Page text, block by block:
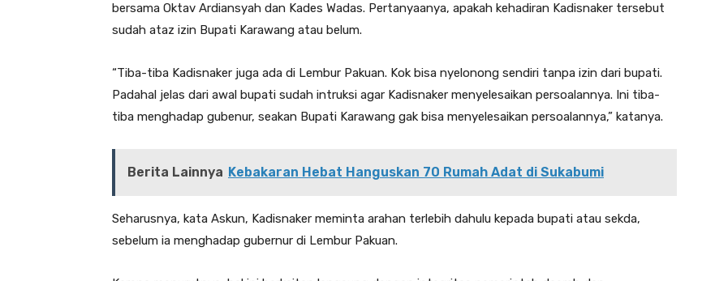
bersama Oktav Ardiansyah dan Kades Wadas. Pertanyaanya, apakah kehadiran Kadisnaker tersebut
sudah ataz izin Bupati Karawang atau belum.
“Tiba-tiba Kadisnaker juga ada di Lembur Pakuan. Kok bisa nyelonong sendiri tanpa izin dari bupati.
Padahal jelas dari awal bupati sudah intruksi agar Kadisnaker menyelesaikan persoalannya. Ini tiba-
tiba menghadap gubenur, seakan Bupati Karawang gak bisa menyelesaikan persoalannya,” katanya.
Berita Lainnya Kebakaran Hebat Hanguskan 70 Rumah Adat di Sukabumi
Seharusnya, kata Askun, Kadisnaker meminta arahan terlebih dahulu kepada bupati atau sekda,
sebelum ia menghadap gubernur di Lembur Pakuan.